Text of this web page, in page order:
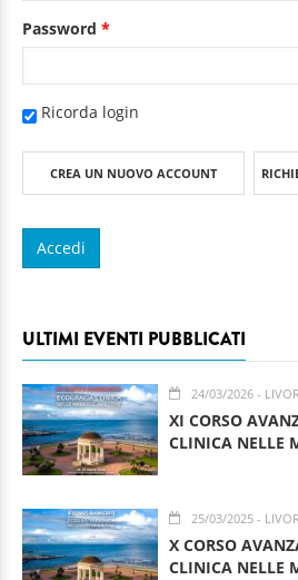
Password *
Ricorda login
CREA UN NUOVO ACCOUNT
ULTIMI EVENTI PUBBLICATI
24/03/2026 -
XI CORSO
CLINICA NELLE
25/03/2025 -
X CORSO
CLINICA NELLE